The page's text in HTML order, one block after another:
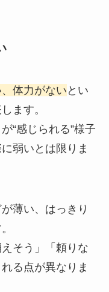
体力がない とい
ます。
“感じられる”様子
弱いとは限りま
薄い、はっきり
そう」「頼りな
る点が異なりま